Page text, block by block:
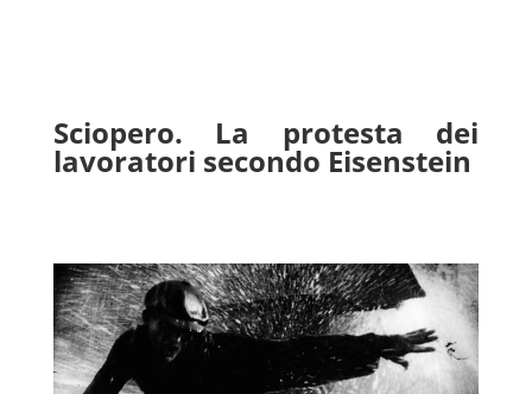
Sciopero. La protesta dei
lavoratori secondo Eisenstein